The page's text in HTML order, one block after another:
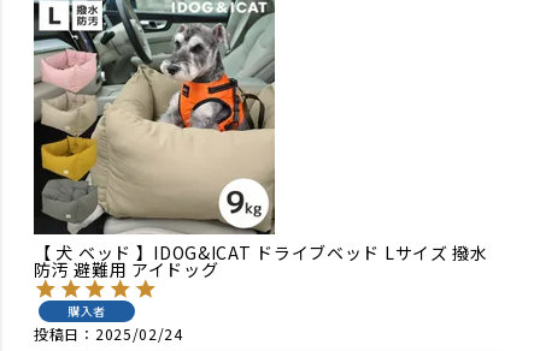
【 犬 ベッド 】IDOG&ICAT ドライブベッド Lサイズ 撥水
防汚 避難用 アイドッグ
購入者
投稿日 2025/02/24